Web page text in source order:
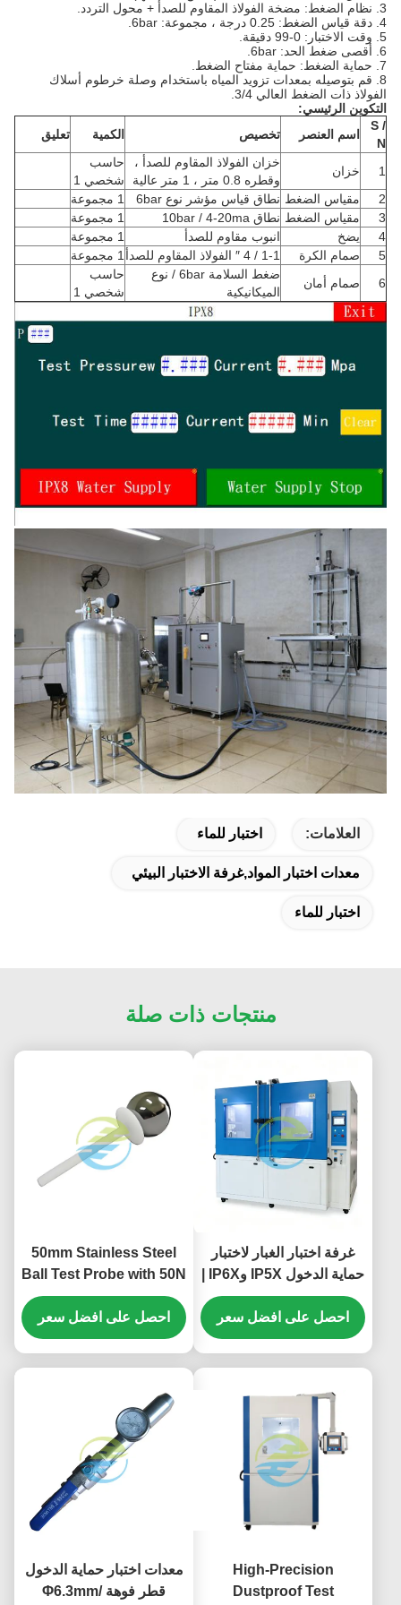
4. دقة قياس الضغط: 0.25 درجة ، مجموعة: 6bar.
5. وقت الاختبار: 0-99 دقيقة.
8. قم بتوصيله بمعدات تزويد المياه باستخدام وصلة خرطوم أسلاك
الفولاذ ذات الضغط العالي 3/4.
التكوين الرئيسي:
S /
N
اسم العنصر تخصيص الكمية تعليق
خزان
خزان الفولاذ المقاوم للصدأ ،
وقطره 0.8 متر ، 1 متر عالية
حاسب
شخصي 1
مقياس الضغط نطاق قياس مؤشر نوع 6bar
مقياس الضغط نطاق 10bar / 4-20ma
4
يضخ انبوب مقاوم للصدأ
5
صمام الكرة 1-1 / 4 ″ الفولاذ المقاوم للصدأ
1 مجموعة
صمام أمان
ضغط السلامة 6bar / نوع
الميكانيكية
حاسب
شخصي 1
العلامات: اختبار للماء
معدات اختبار المواد,غرفة الاختبار البيئي
اختبار للماء
منتجات ذات صلة
غرفة اختبار الغبار لاختبار
معدات اختبار البيئة الرملية
والغبار
احصل على افضل سعر
50mm Stainless Steel
Ball Test Probe with 50N
Force for Precision IEC
61032 IP Testing
Equipment HT-I01
احصل على افضل سعر
High-Precision
Dustproof Test
معدات اختبار حماية الدخول
قطر فوهة Φ6.3mm/